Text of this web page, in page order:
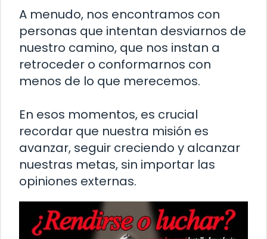
A menudo, nos encontramos con
personas que intentan desviarnos de
nuestro camino, que nos instan a
retroceder o conformarnos con
menos de lo que merecemos.
En esos momentos, es crucial
recordar que nuestra misión es
avanzar, seguir creciendo y alcanzar
nuestras metas, sin importar las
opiniones externas.